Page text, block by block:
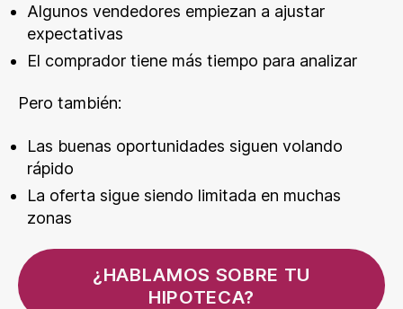
Algunos vendedores empiezan a ajustar
expectativas
El comprador tiene más tiempo para analizar
Pero también:
Las buenas oportunidades siguen volando
rápido
La oferta sigue siendo limitada en muchas
zonas
¿HABLAMOS SOBRE TU
HIPOTECA?